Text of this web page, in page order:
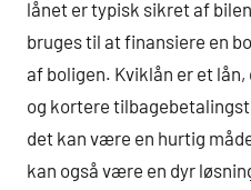
lånet er typisk sikret af
bruges til at finansiere en
af boligen. Kviklån er et
og kortere
det kan være en hurtig
kan også være en dyr